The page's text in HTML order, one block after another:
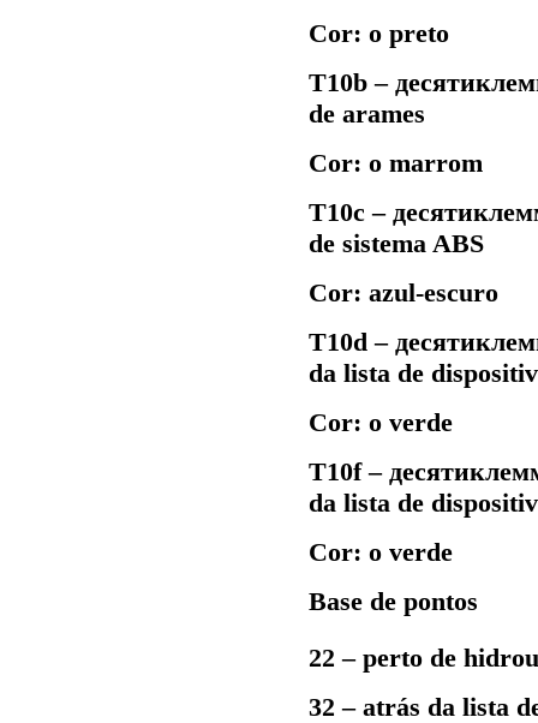
Cor: o preto
Т10b –
de arames
Cor: o marrom
Т10с –
de sistema ABS
Cor: azul-escuro
Т10d –
da lista de
Cor: o verde
Т10f –
da lista de
Cor: o verde
Base de pontos
22 – perto de
32 – atrás da lista